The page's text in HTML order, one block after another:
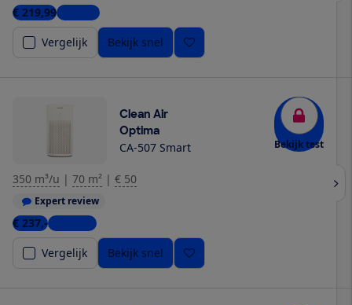
€ 219,991 winkel
Vergelijk
Bekijk snel
Clean Air
Optima
CA-507 Smart Bekijk test
350 m³/u | 70 m² | € 50
Expert review
€ 237,-2 winkels
Vergelijk
Bekijk snel